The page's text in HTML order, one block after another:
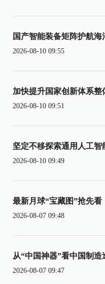
国产智能装备矩阵护航海
2026-08-10 09:55
加快提升国家创新体系整
2026-08-10 09:51
坚定不移探索通用人工
2026-08-10 09:49
最新月球“宝藏图”抢先看
2026-08-07 09:48
从“中国神器”看中国制造
2026-08-07 09:47